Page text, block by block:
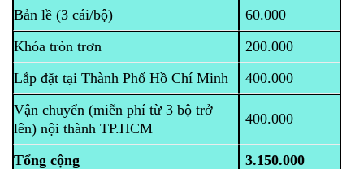
Bản lề (3 cái/bộ)
60.000
Khóa tròn trơn
200.000
Lắp đặt tại Thành Phố Hồ Chí Minh
400.000
Vận chuyển (miễn phí từ 3 bộ trở
lên) nội thành TP.HCM
400.000
Tổng cộng 3.150.000